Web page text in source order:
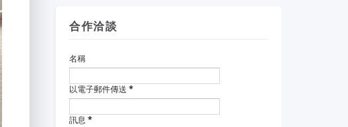
合作洽談
名稱
以電子郵件傳送 *
訊息 *